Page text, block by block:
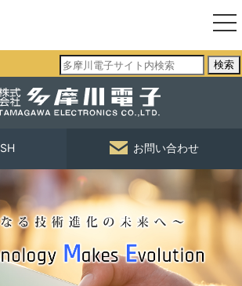
検索
お問い合わせ